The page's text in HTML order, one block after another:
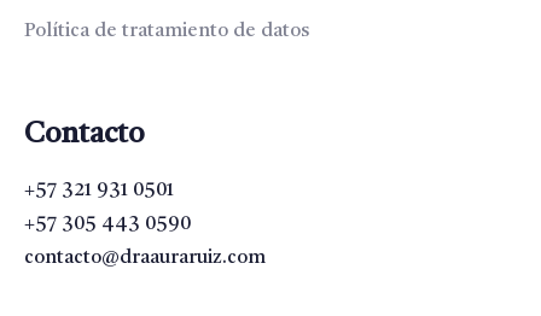
Política de tratamiento de datos
Contacto
+57 321 931 0501
+57 305 443 0590
contacto@draauraruiz.com